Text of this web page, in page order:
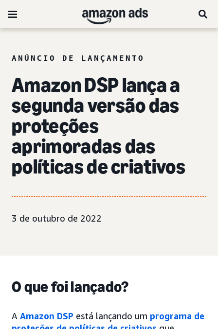
ANÚNCIO DE LANÇAMENTO
Amazon DSP lança a
segunda versão das
proteções
aprimoradas das
políticas de criativos
3 de outubro de 2022
O que foi lançado?
A Amazon DSP está lançando um programa de